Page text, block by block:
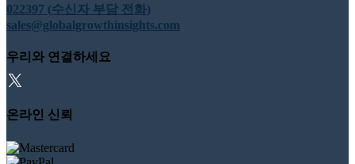
022397 (수신자 부담 전화)
sales@globalgrowthinsights.com
우리와 연결하세요
온라인 신뢰